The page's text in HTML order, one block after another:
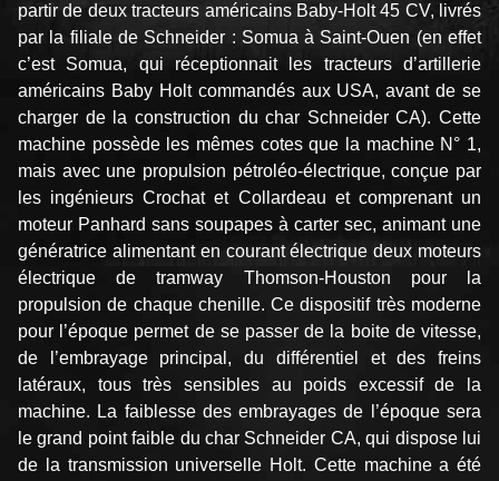
partir de deux tracteurs américains Baby-Holt 45 CV, livrés
par la filiale de Schneider : Somua à Saint-Ouen (en effet
c’est Somua, qui réceptionnait les tracteurs d’artillerie
américains Baby Holt commandés aux USA, avant de se
charger de la construction du char Schneider CA). Cette
machine possède les mêmes cotes que la machine N° 1,
mais avec une propulsion pétroléo-électrique, conçue par
les ingénieurs Crochat et Collardeau et comprenant un
moteur Panhard sans soupapes à carter sec, animant une
génératrice alimentant en courant électrique deux moteurs
électrique de tramway Thomson-Houston pour la
propulsion de chaque chenille. Ce dispositif très moderne
pour l’époque permet de se passer de la boite de vitesse,
de l’embrayage principal, du différentiel et des freins
latéraux, tous très sensibles au poids excessif de la
machine. La faiblesse des embrayages de l’époque sera
le grand point faible du char Schneider CA, qui dispose lui
de la transmission universelle Holt. Cette machine a été